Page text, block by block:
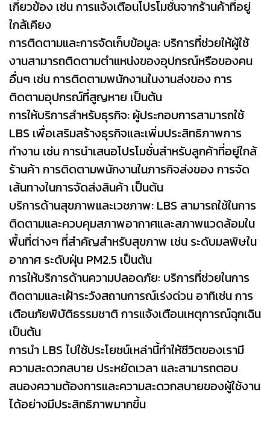
เกี่ยวข้อง เช่น การแจ้งเตือนโปรโมชั่นจากร้านค้าที่อยู่
ใกล้เคียง
การติดตามและการจัดเก็บข้อมูล: บริการที่ช่วยให้ผู้ใช้
งานสามารถติดตามตำแหน่งของอุปกรณ์หรือของคน
อื่นๆ เช่น การติดตามพนักงานในงานส่งของ การ
ติดตามอุปกรณ์ที่สูญหาย เป็นต้น
การให้บริการสำหรับธุรกิจ: ผู้ประกอบการสามารถใช้
LBS เพื่อเสริมสร้างธุรกิจและเพิ่มประสิทธิภาพการ
ทำงาน เช่น การนำเสนอโปรโมชั่นสำหรับลูกค้าที่อยู่ใกล้
ร้านค้า การติดตามพนักงานในภารกิจส่งของ การจัด
เส้นทางในการจัดส่งสินค้า เป็นต้น
บริการด้านสุขภาพและเวชภาพ: LBS สามารถใช้ในการ
ติดตามและควบคุมสภาพอากาศและสภาพแวดล้อมใน
พื้นที่ต่างๆ ที่สำคัญสำหรับสุขภาพ เช่น ระดับมลพิษใน
อากาศ ระดับฝุ่น PM2.5 เป็นต้น
การให้บริการด้านความปลอดภัย: บริการที่ช่วยในการ
ติดตามและเฝ้าระวังสถานการณ์เร่งด่วน อาทิเช่น การ
เตือนภัยพิบัติธรรมชาติ การแจ้งเตือนเหตุการณ์ฉุกเฉิน
เป็นต้น
การนำ LBS ไปใช้ประโยชน์เหล่านี้ทำให้ชีวิตของเรามี
ความสะดวกสบาย ประหยัดเวลา และสามารถตอบ
สนองความต้องการและความสะดวกสบายของผู้ใช้งาน
ได้อย่างมีประสิทธิภาพมากขึ้น